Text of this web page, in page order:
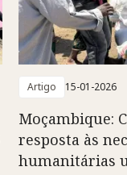
Artigo 15-01-2026
Moçambique:
resposta às
humanitárias